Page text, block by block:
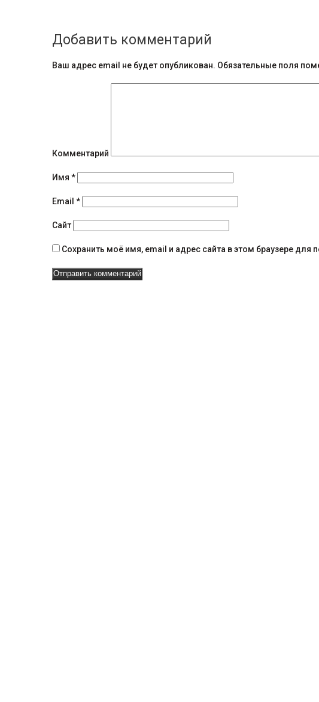
б
щ
я
н
а
в
и
г
а
Добавить комментарий
Ваш адрес email не будет опубликован. Обязательные поля
Комментарий
Имя *
Email *
Сайт
Сохранить моё имя, email и адрес сайта в этом браузере